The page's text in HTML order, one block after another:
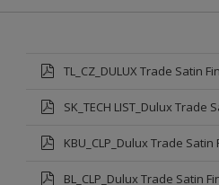
TL_CZ_DULUX Trade Satin
SK_TECH LIST_Dulux Trade
KBU_CLP_Dulux Trade
BL_CLP_Dulux Trade Satin